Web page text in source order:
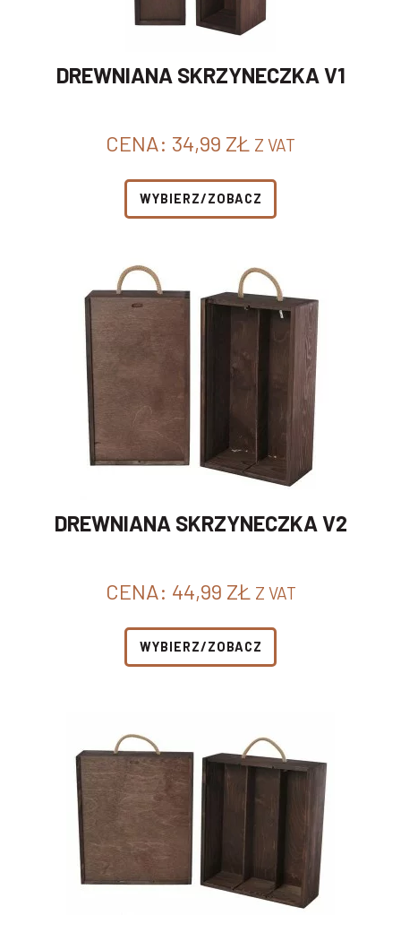
DREWNIANA SKRZYNECZKA V1
CENA: 34,99 ZŁ Z VAT
WYBIERZ/ZOBACZ
DREWNIANA SKRZYNECZKA V2
CENA: 44,99 ZŁ Z VAT
WYBIERZ/ZOBACZ